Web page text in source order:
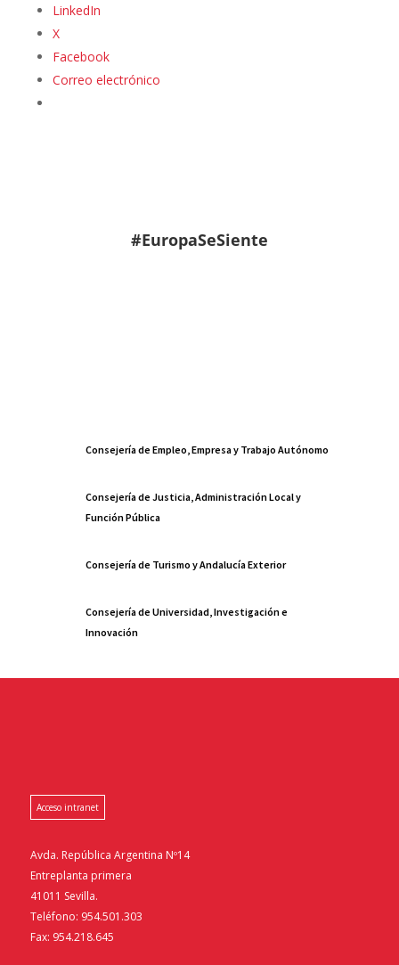
LinkedIn
X
Facebook
Correo electrónico
#EuropaSeSiente
Consejería de Empleo, Empresa y Trabajo Autónomo
Consejería de Justicia, Administración Local y
Función Pública
Consejería de Turismo y Andalucía Exterior
Consejería de Universidad, Investigación e
Innovación
Acceso intranet
Avda. República Argentina Nº14
Entreplanta primera
41011 Sevilla.
Teléfono: 954.501.303
Fax: 954.218.645